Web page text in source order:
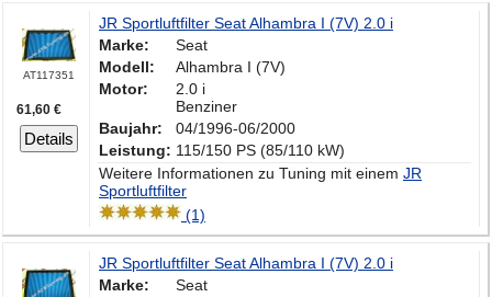
AT117351
61,60 €
Details
JR Sportluftfilter Seat Alhambra I (7V) 2.0 i
Marke:
Seat
Modell:
Alhambra I (7V)
Motor:
2.0 i
Benziner
Baujahr:
04/1996-06/2000
Leistung: 115/150 PS (85/110 kW)
Weitere Informationen zu Tuning mit einem JR
Sportluftfilter
(1)
JR Sportluftfilter Seat Alhambra I (7V) 2.0 i
Marke:
Seat